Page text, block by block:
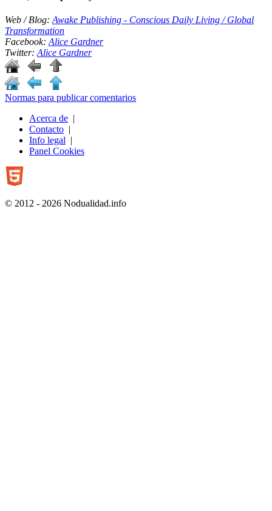
Web / Blog: Awake Publishing - Conscious Daily Living / Global
Transformation
Facebook: Alice Gardner
Twitter: Alice Gardner
Normas para publicar comentarios
Acerca de |
Contacto |
Info legal |
Panel Cookies
© 2012 - 2026 Nodualidad.info